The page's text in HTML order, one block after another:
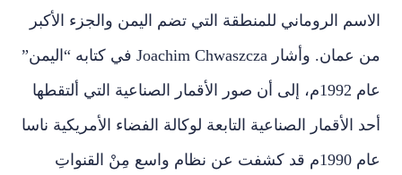
الاسم الروماني للمنطقة التي تضم اليمن والجزء الأكبر
من عمان. وأشار Joachim Chwaszcza في كتابه “اليمن”
عام 1992م، إلى أن صور الأقمار الصناعية التي ألتقطها
أحد الأقمار الصناعية التابعة لوكالة الفضاء الأمريكية ناسا
عام 1990م قد كشفت عن نظام واسع مِنْ القنواتِ